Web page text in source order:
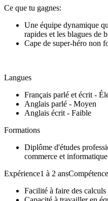
Ce que tu gagnes:
Une équipe dynamique
rapides et les blagues de
Cape de super-héro non
Langues
Français parlé et écrit -
Anglais parlé - Moyen
Anglais écrit - Faible
Formations
Diplôme d'études
commerce et
Expérience1 à 2
Facilité à faire des calculs